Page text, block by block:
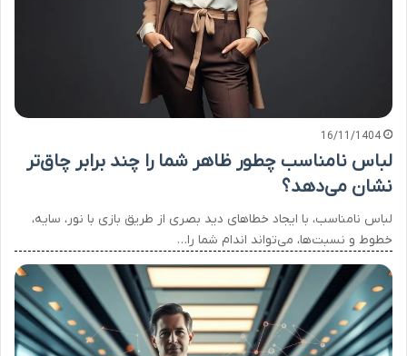
16/11/1404
لباس نامناسب چطور ظاهر شما را چند برابر چاق‌تر
نشان می‌دهد؟
لباس نامناسب، با ایجاد خطاهای دید بصری از طریق بازی با نور، سایه،
خطوط و نسبت‌ها، می‌تواند اندام شما را…